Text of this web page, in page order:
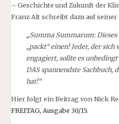
– Geschichte und Zukunft der
Franz Alt schreibt dazu auf seiner
„Summa Summarum:
„packt“ einen! Jeder, der
engagiert, sollte es unbedingt
DAS spannendste Sachbuch,
hat!“
Hier folgt ein Beitrag von Nick
FREITAG, Ausgabe 30/15.